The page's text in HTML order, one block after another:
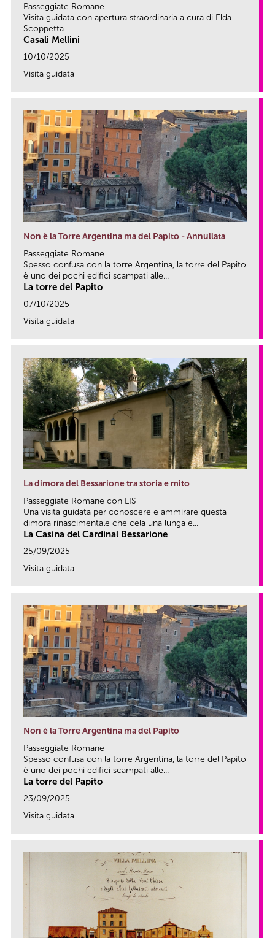
Passeggiate Romane
Visita guidata con apertura straordinaria a cura di Elda
Scoppetta
Casali Mellini
10/10/2025
Visita guidata
Non è la Torre Argentina ma del Papito - Annullata
Passeggiate Romane
Spesso confusa con la torre Argentina, la torre del Papito
è uno dei pochi edifici scampati alle...
La torre del Papito
07/10/2025
Visita guidata
La dimora del Bessarione tra storia e mito
Passeggiate Romane con LIS
Una visita guidata per conoscere e ammirare questa
dimora rinascimentale che cela una lunga e...
La Casina del Cardinal Bessarione
25/09/2025
Visita guidata
Non è la Torre Argentina ma del Papito
Passeggiate Romane
Spesso confusa con la torre Argentina, la torre del Papito
è uno dei pochi edifici scampati alle...
La torre del Papito
23/09/2025
Visita guidata